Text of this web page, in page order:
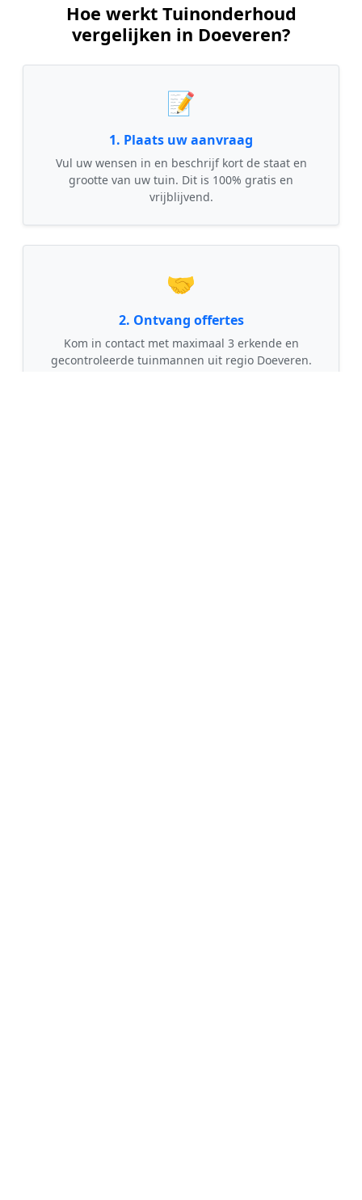
Hoe werkt Tuinonderhoud
vergelijken in Doeveren?
📝
1. Plaats uw aanvraag
Vul uw wensen in en beschrijf kort de staat en
grootte van uw tuin. Dit is 100% gratis en
vrijblijvend.
🤝
2. Ontvang offertes
Kom in contact met maximaal 3 erkende en
gecontroleerde tuinmannen uit regio Doeveren.